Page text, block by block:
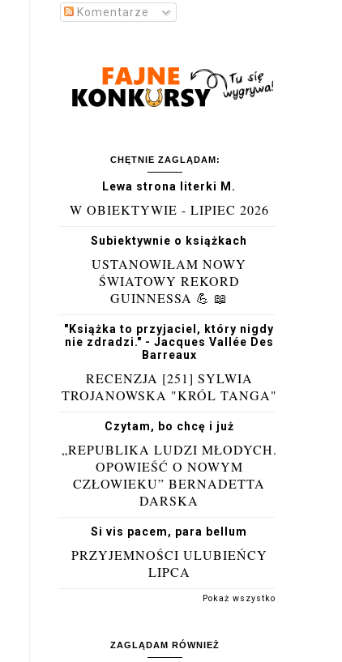
Komentarze
CHĘTNIE ZAGLĄDAM:
Lewa strona literki M.
W OBIEKTYWIE - LIPIEC 2026
Subiektywnie o książkach
USTANOWIŁAM NOWY
ŚWIATOWY REKORD
GUINNESSA 💪 📖
"Książka to przyjaciel, który nigdy
nie zdradzi." - Jacques Vallée Des
Barreaux
RECENZJA [251] SYLWIA
TROJANOWSKA "KRÓL TANGA"
Czytam, bo chcę i już
„REPUBLIKA LUDZI MŁODYCH.
OPOWIEŚĆ O NOWYM
CZŁOWIEKU” BERNADETTA
DARSKA
Si vis pacem, para bellum
PRZYJEMNOŚCI ULUBIEŃCY
LIPCA
Pokaż wszystko
ZAGLĄDAM RÓWNIEŻ